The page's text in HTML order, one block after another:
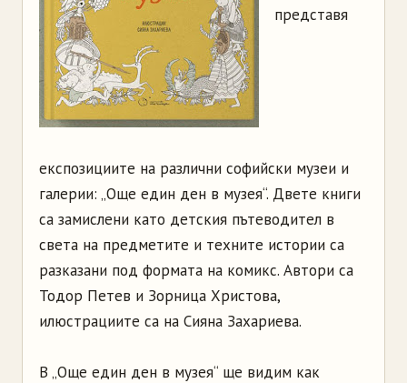
представя
експозициите на различни софийски музеи и
галерии: „Още един ден в музея“. Двете книги
са замислени като детския пътеводител в
света на предметите и техните истории са
разказани под формата на комикс. Автори са
Тодор Петев и Зорница Христова,
илюстрациите са на Сияна Захариева.
В „Още един ден в музея“ ще видим как